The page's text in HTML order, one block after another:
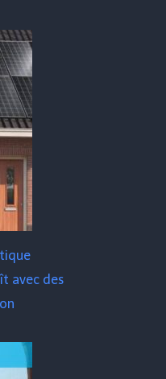
avec des